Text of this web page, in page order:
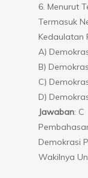
6. Menurut
Termasuk
Kedaulatan
A)
B)
C)
D)
Jawaban: C
Demokrasi
Wakilnya